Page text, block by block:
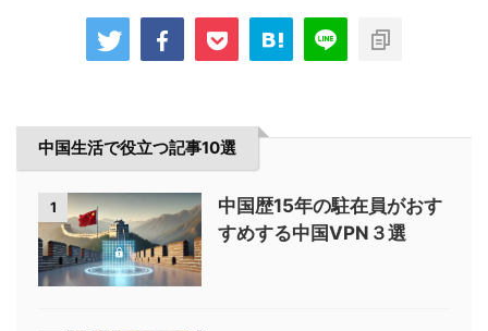
中国生活で役立つ記事10選
1
中国歴15年の駐在員がおす
すめする中国VPN３選